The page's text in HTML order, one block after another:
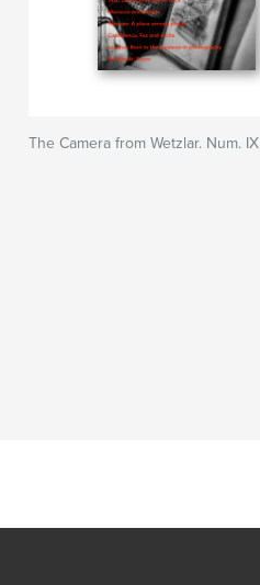
The Camera from Wetzlar. Num. IX